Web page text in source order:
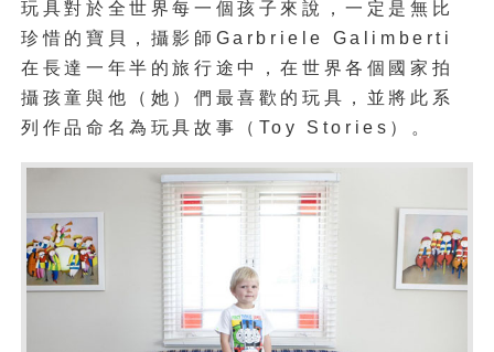
玩具對於全世界每一個孩子來說，一定是無比
珍惜的寶貝，攝影師Garbriele Galimberti
在長達一年半的旅行途中，在世界各個國家拍
攝孩童與他（她）們最喜歡的玩具，並將此系
列作品命名為玩具故事（Toy Stories）。